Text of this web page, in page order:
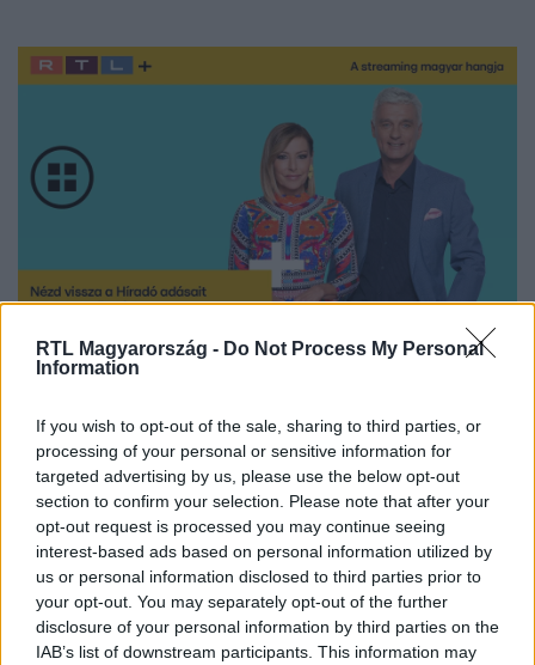
RTL Magyarország - Do Not Process My Personal
Information
If you wish to opt-out of the sale, sharing to third parties, or
processing of your personal or sensitive information for
targeted advertising by us, please use the below opt-out
section to confirm your selection. Please note that after your
opt-out request is processed you may continue seeing
interest-based ads based on personal information utilized by
us or personal information disclosed to third parties prior to
your opt-out. You may separately opt-out of the further
disclosure of your personal information by third parties on the
IAB’s list of downstream participants. This information may
Nézd vissza a Híradó adásait az RTL+ felületén!
Itt állítsd be, hogy az RTL.hu az elsők között
legyen a Google-találatokban!